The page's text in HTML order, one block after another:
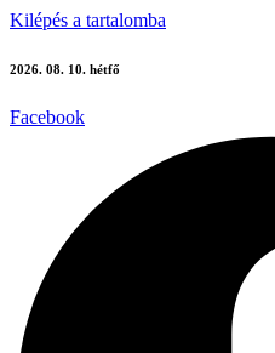
Kilépés a tartalomba
2026. 08. 10. hétfő
Facebook